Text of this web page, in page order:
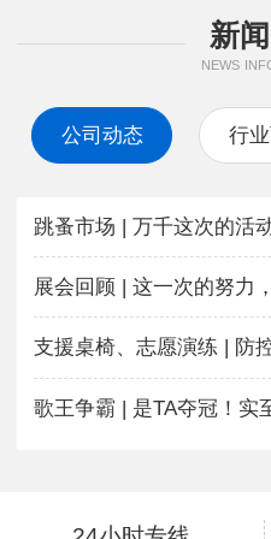
新
NEWS
公司动态 行
跳蚤市场 | 万千这次的活
歌王争霸 | 是TA夺冠！实